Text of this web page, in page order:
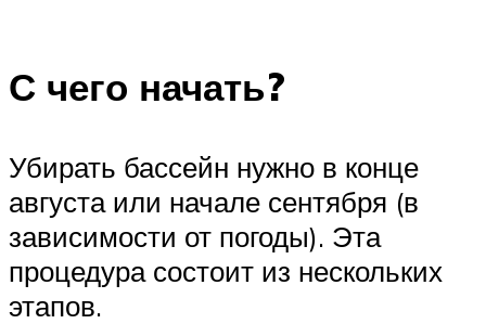
С чего начать?
Убирать бассейн нужно в конце
августа или начале сентября (в
зависимости от погоды). Эта
процедура состоит из нескольких
этапов.